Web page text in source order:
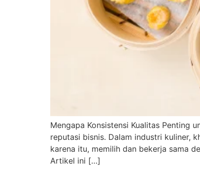
Mengapa Konsistensi Kualitas Penting
reputasi bisnis. Dalam industri kuliner,
karena itu, memilih dan bekerja sama
Artikel ini […]